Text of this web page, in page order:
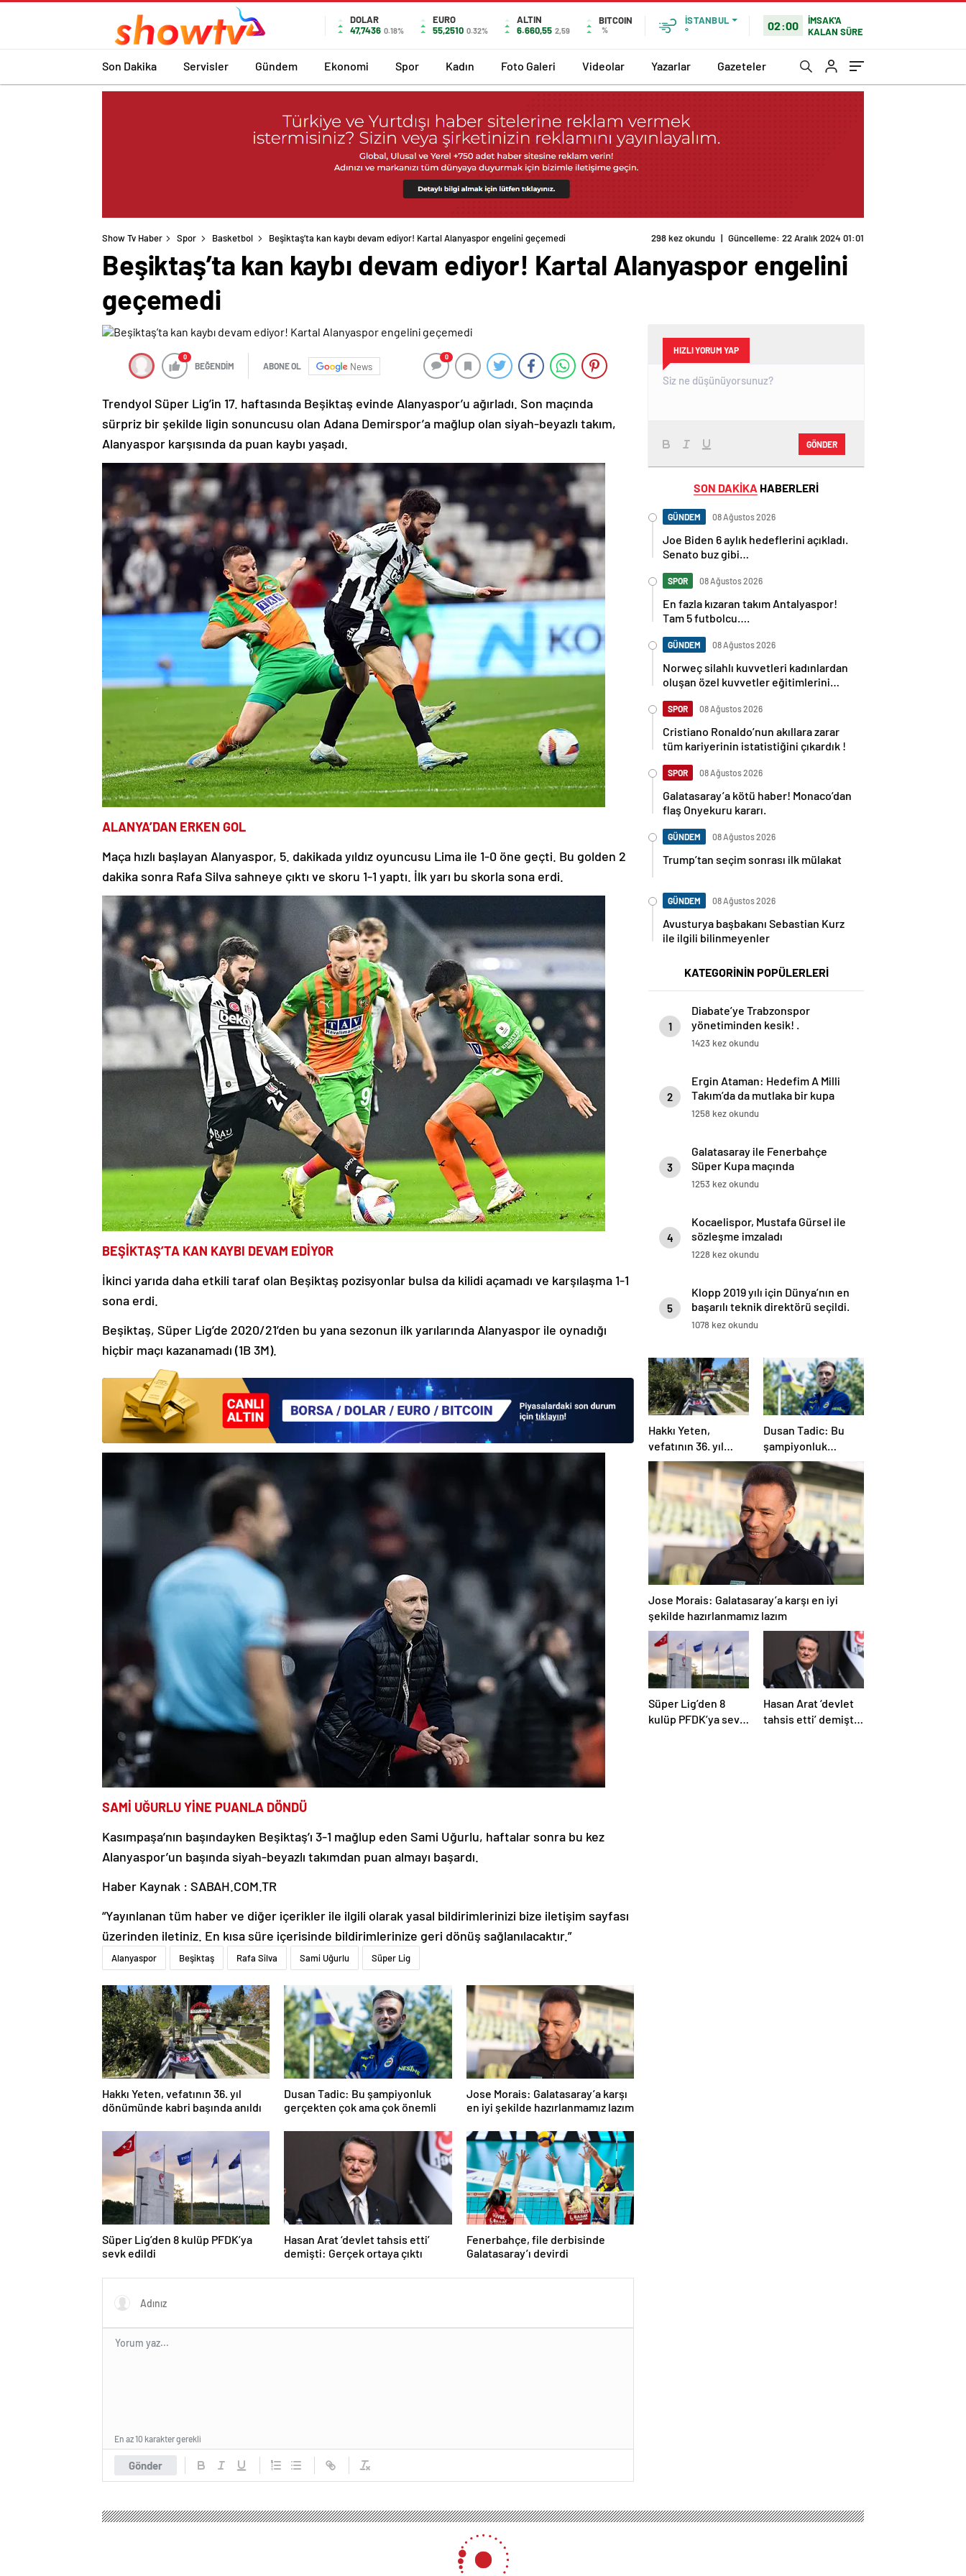
DOLAR
47,7436 0.18%
EURO
55,2510 0.32%
ALTIN
6.660,55 2,59
BITCOIN
%
İSTANBUL
°
02:00
İMSAK'A
KALAN SÜRE
Son Dakika Servisler Gündem Ekonomi Spor Kadın Foto Galeri Videolar Yazarlar Gazeteler
Show Tv Haber Spor Basketbol Beşiktaş’ta kan kaybı devam ediyor! Kartal Alanyaspor engelini geçemedi 298 kez okundu | Güncelleme: 22 Aralık 2024 01:01
Beşiktaş’ta kan kaybı devam ediyor! Kartal Alanyaspor engelini
geçemedi
0
BEĞENDİM ABONE OL News
0
Trendyol Süper Lig’in 17. haftasında Beşiktaş evinde Alanyaspor’u ağırladı. Son maçında
sürpriz bir şekilde ligin sonuncusu olan Adana Demirspor’a mağlup olan siyah-beyazlı takım,
Alanyaspor karşısında da puan kaybı yaşadı.
ALANYA’DAN ERKEN GOL
Maça hızlı başlayan Alanyaspor, 5. dakikada yıldız oyuncusu Lima ile 1-0 öne geçti. Bu golden 2
dakika sonra Rafa Silva sahneye çıktı ve skoru 1-1 yaptı. İlk yarı bu skorla sona erdi.
BEŞİKTAŞ’TA KAN KAYBI DEVAM EDİYOR
İkinci yarıda daha etkili taraf olan Beşiktaş pozisyonlar bulsa da kilidi açamadı ve karşılaşma 1-1
sona erdi.
Beşiktaş, Süper Lig’de 2020/21’den bu yana sezonun ilk yarılarında Alanyaspor ile oynadığı
hiçbir maçı kazanamadı (1B 3M).
SAMİ UĞURLU YİNE PUANLA DÖNDÜ
Kasımpaşa’nın başındayken Beşiktaş’ı 3-1 mağlup eden Sami Uğurlu, haftalar sonra bu kez
Alanyaspor’un başında siyah-beyazlı takımdan puan almayı başardı.
Haber Kaynak : SABAH.COM.TR
“Yayınlanan tüm haber ve diğer içerikler ile ilgili olarak yasal bildirimlerinizi bize iletişim sayfası
üzerinden iletiniz. En kısa süre içerisinde bildirimlerinize geri dönüş sağlanılacaktır.”
Alanyaspor Beşiktaş Rafa Silva Sami Uğurlu Süper Lig
Hakkı Yeten, vefatının 36. yıl
dönümünde kabri başında anıldı
Dusan Tadic: Bu şampiyonluk
gerçekten çok ama çok önemli
Jose Morais: Galatasaray’a karşı
en iyi şekilde hazırlanmamız lazım
Süper Lig’den 8 kulüp PFDK’ya
sevk edildi
Hasan Arat ‘devlet tahsis etti’
demişti: Gerçek ortaya çıktı
Fenerbahçe, file derbisinde
Galatasaray’ı devirdi
Gönder
En az 10 karakter gerekli
HIZLI YORUM YAP
GÖNDER
SON DAKİKA HABERLERİ
GÜNDEM 08 Ağustos 2026
Joe Biden 6 aylık hedeflerini açıkladı.
Senato buz gibi…
SPOR 08 Ağustos 2026
En fazla kızaran takım Antalyaspor!
Tam 5 futbolcu….
GÜNDEM 08 Ağustos 2026
Norweç silahlı kuvvetleri kadınlardan
oluşan özel kuvvetler eğitimlerini
SPOR 08 Ağustos 2026
Cristiano Ronaldo’nun akıllara zarar
tüm kariyerinin istatistiğini çıkardık !
SPOR 08 Ağustos 2026
Galatasaray’a kötü haber! Monaco’dan
flaş Onyekuru kararı.
GÜNDEM 08 Ağustos 2026
Trump’tan seçim sonrası ilk mülakat
GÜNDEM 08 Ağustos 2026
Avusturya başbakanı Sebastian Kurz
ile ilgili bilinmeyenler
KATEGORİNİN POPÜLERLERİ
1
Diabate’ye Trabzonspor
yönetiminden kesik! .
1423 kez okundu
2
Ergin Ataman: Hedefim A Milli
Takım’da da mutlaka bir kupa
kazanmak
1258 kez okundu
3
Galatasaray ile Fenerbahçe
Süper Kupa maçında
karşılaşacak
1253 kez okundu
4
Kocaelispor, Mustafa Gürsel ile
sözleşme imzaladı
1228 kez okundu
5
Klopp 2019 yılı için Dünya’nın en
başarılı teknik direktörü seçildi.
1078 kez okundu
Hakkı Yeten,
vefatının 36. yıl
dönümünde kabri
başında anıldı
Dusan Tadic: Bu
şampiyonluk
gerçekten çok ama
çok önemli
Jose Morais: Galatasaray’a karşı en iyi
şekilde hazırlanmamız lazım
Süper Lig’den 8
kulüp PFDK’ya sevk
Hasan Arat ‘devlet
tahsis etti’ demişti: